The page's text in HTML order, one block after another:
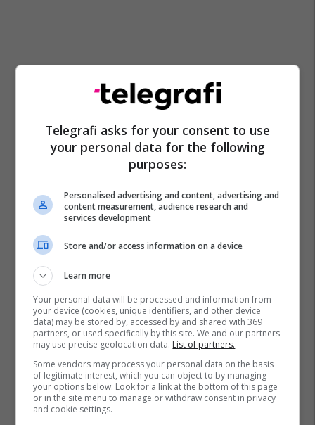
Telegrafi asks for your consent to use
your personal data for the following
purposes:
Personalised advertising and content, advertising and
content measurement, audience research and
services development
Store and/or access information on a device
Learn more
Your personal data will be processed and information from
your device (cookies, unique identifiers, and other device
data) may be stored by, accessed by and shared with 369
partners, or used specifically by this site. We and our partners
may use precise geolocation data. List of partners.
Some vendors may process your personal data on the basis
of legitimate interest, which you can object to by managing
your options below. Look for a link at the bottom of this page
or in the site menu to manage or withdraw consent in privacy
and cookie settings.